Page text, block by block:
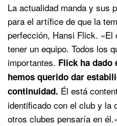
La actualidad manda y sus
para el artífice de que la
perfección, Hansi Flick.
tener un equipo. Todos los
importantes. Flick ha dado
hemos querido dar
continuidad. Él está
identificado con el club y la
otros clubes pensaría en